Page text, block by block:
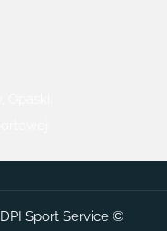
DPI Sport Service ©